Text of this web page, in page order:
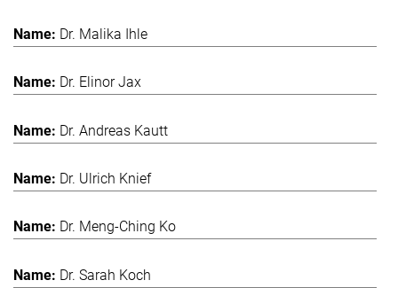
Dr. Malika Ihle
Dr. Elinor Jax
Dr. Andreas Kautt
Dr. Ulrich Knief
Dr. Meng-Ching Ko
Dr. Sarah Koch